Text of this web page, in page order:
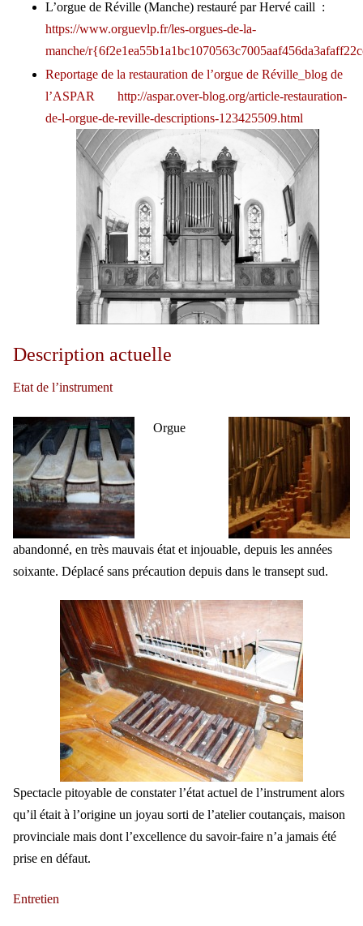
L’orgue de Réville (Manche) restauré par Hervé caill :
https://www.orguevlp.fr/les-orgues-de-la-
manche/
Reportage de la restauration de l’orgue de Réville_blog de
l’ASPAR
http://aspar.over-blog.org/article-restauration-
de-l-orgue-de-reville-descriptions-123425509.html
Description actuelle
Etat de l’instrument
Orgue
abandonné, en très mauvais état et injouable, depuis les années
soixante. Déplacé sans précaution depuis dans le transept sud.
Spectacle pitoyable de constater l’état actuel de l’instrument alors
qu’il était à l’origine un joyau sorti de l’atelier coutançais, maison
provinciale mais dont l’excellence du savoir-faire n’a jamais été
prise en défaut.
Entretien